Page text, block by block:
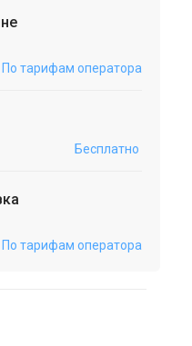
По тарифам оператора
Бесплатно
По тарифам оператора